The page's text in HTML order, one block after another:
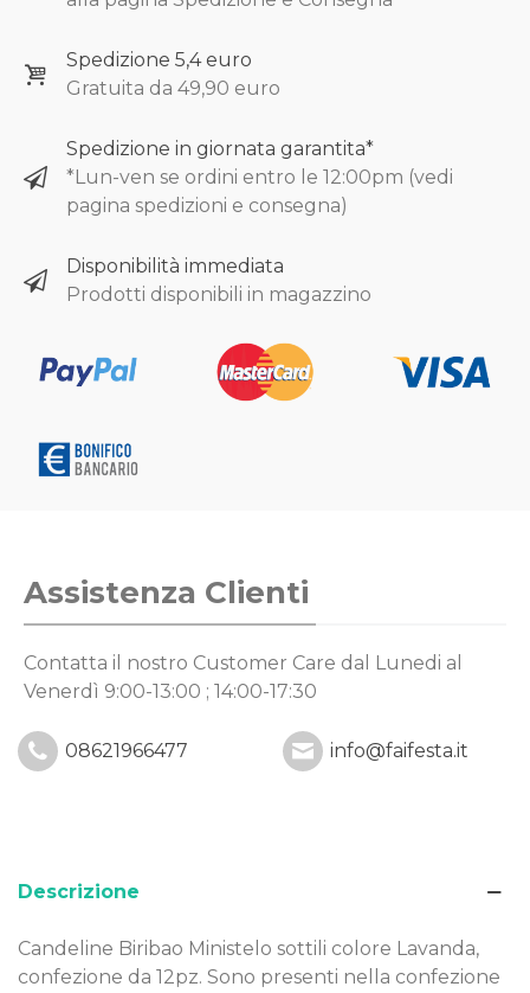
Spedizione 5,4 euro
Gratuita da 49,90 euro
Spedizione in giornata garantita*
*Lun-ven se ordini entro le 12:00pm (vedi
pagina spedizioni e consegna)
Disponibilità immediata
Prodotti disponibili in magazzino
Assistenza Clienti
Contatta il nostro Customer Care dal Lunedi al
Venerdì 9:00-13:00 ; 14:00-17:30
08621966477 info@faifesta.it
Descrizione
Candeline Biribao Ministelo sottili colore Lavanda,
confezione da 12pz. Sono presenti nella confezione